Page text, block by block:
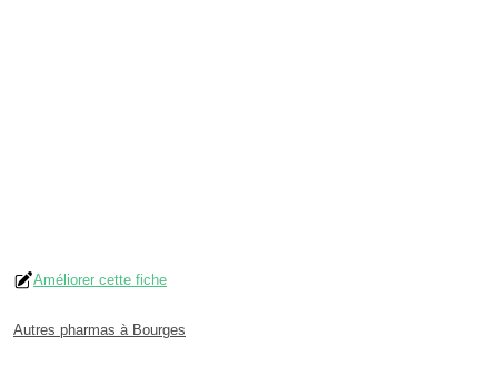
Améliorer cette fiche
Autres pharmas à Bourges